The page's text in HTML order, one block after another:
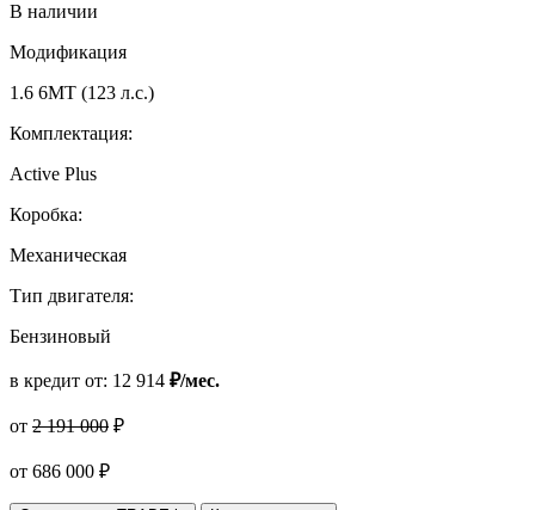
В наличии
Модификация
1.6 6МТ (123 л.с.)
Комплектация:
Active Plus
Коробка:
Механическая
Тип двигателя:
Бензиновый
в кредит от: 12 914 ₽/мес.
от 2 191 000 ₽
от 686 000 ₽